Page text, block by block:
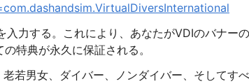
力する。これにより、あなたがVDIのバナーの
特典が永久に保証される。
若男女、ダイバー、ノンダイバー、そしてすべ